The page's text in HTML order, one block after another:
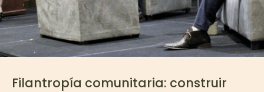
Filantropía comunitaria: construir